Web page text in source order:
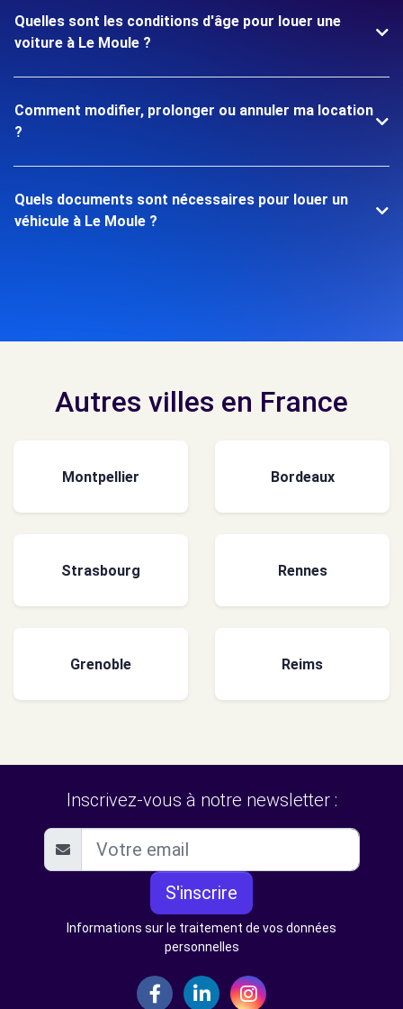
Quelles sont les conditions d'âge pour louer une
voiture à Le Moule ?
Comment modifier, prolonger ou annuler ma location
?
Quels documents sont nécessaires pour louer un
véhicule à Le Moule ?
Autres villes en France
Montpellier Bordeaux
Strasbourg Rennes
Grenoble Reims
Inscrivez-vous à notre newsletter :
S'inscrire
Informations sur le traitement de vos données
personnelles